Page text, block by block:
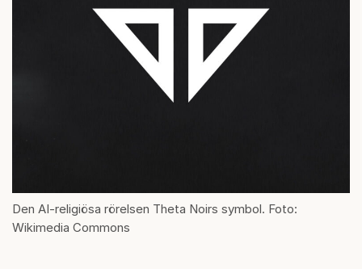
Den AI-religiösa rörelsen Theta Noirs symbol. Foto:
Wikimedia Commons